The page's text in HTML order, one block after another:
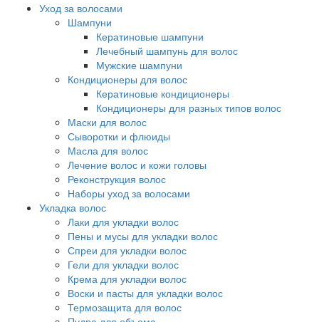
Уход за волосами
Шампуни
Кератиновые шампуни
Лечебный шампунь для волос
Мужские шампуни
Кондиционеры для волос
Кератиновые кондиционеры
Кондиционеры для разных типов волос
Маски для волос
Сыворотки и флюиды
Масла для волос
Лечение волос и кожи головы
Реконструкция волос
Наборы уход за волосами
Укладка волос
Лаки для укладки волос
Пены и мусы для укладки волос
Спреи для укладки волос
Гели для укладки волос
Крема для укладки волос
Воски и пасты для укладки волос
Термозащита для волос